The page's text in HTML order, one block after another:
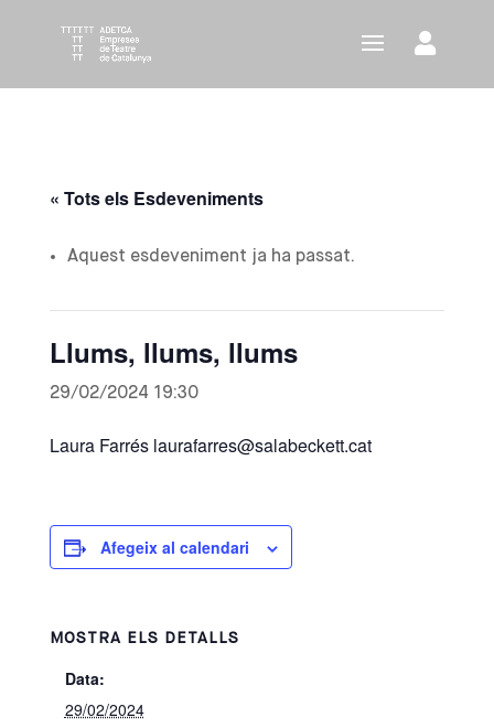
« Tots els Esdeveniments
Aquest esdeveniment ja ha passat.
Llums, llums, llums
29/02/2024 19:30
Laura Farrés laurafarres@salabeckett.cat
Afegeix al calendari
MOSTRA ELS DETALLS
Data:
29/02/2024